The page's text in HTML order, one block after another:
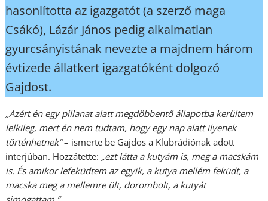
hasonlította az igazgatót (a szerző maga
Csákó), Lázár János pedig alkalmatlan
gyurcsányistának nevezte a majdnem három
évtizede állatkert igazgatóként dolgozó
Gajdost.
„Azért én egy pillanat alatt megdöbbentő állapotba kerültem
lelkileg, mert én nem tudtam, hogy egy nap alatt ilyenek
történhetnek”– ismerte be Gajdos a Klubrádiónak adott
interjúban. Hozzátette: „ezt látta a kutyám is, meg a macskám
is. És amikor lefeküdtem az egyik, a kutya mellém feküdt, a
macska meg a mellemre ült, dorombolt, a kutyát